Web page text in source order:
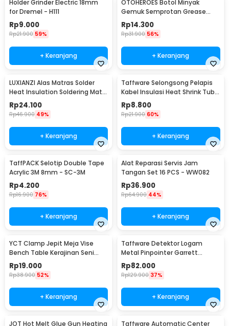
Holder Grinder Electric 18mm
for Dremel - H111
Rp9.000
Rp21.900 59%
+ Keranjang
OTOHEROES Botol Minyak
Gemuk Semprotan Grease
Gun 250ml - Q001
Rp14.300
Rp31.900 56%
+ Keranjang
LUXIANZI Alas Matras Solder
Heat Insulation Soldering Mat
340x230mm - S-120B
Rp24.100
Rp46.900 49%
+ Keranjang
Taffware Selongsong Pelapis
Kabel Insulasi Heat Shrink Tube
127 PCS - RSG-AHZ
Rp8.800
Rp21.900 60%
+ Keranjang
TaffPACK Selotip Double Tape
Acrylic 3M 8mm - SC-3M
Rp4.200
Rp16.900 76%
+ Keranjang
Alat Reparasi Servis Jam
Tangan Set 16 PCS - WW082
Rp36.900
Rp64.900 44%
+ Keranjang
YCT Clamp Jepit Meja Vise
Bench Table Kerajinan Seni
Perhiasan 25mm - QST
Rp19.000
Rp38.900 52%
+ Keranjang
Taffware Detektor Logam
Metal Pinpointer Garrett
Waterproof - 1166000
Rp82.000
Rp129.900 37%
+ Keranjang
JOT Hot Melt Glue Gun Heating
Taffware Automatic Center